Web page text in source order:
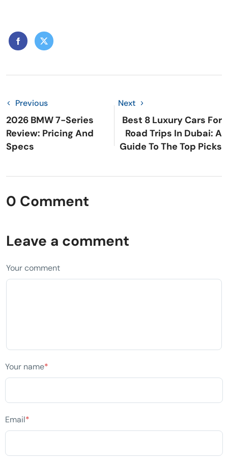
Previous
2026 BMW 7-Series
Review: Pricing And
Specs
Next
Best 8 Luxury Cars For
Road Trips In Dubai: A
Guide To The Top Picks
0 Comment
Leave a comment
Your comment
Your name*
Email*